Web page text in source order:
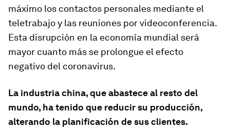
máximo los contactos personales mediante el
teletrabajo y las reuniones por videoconferencia.
Esta disrupción en la economía mundial será
mayor cuanto más se prolongue el efecto
negativo del coronavirus.
La industria china, que abastece al resto del
mundo, ha tenido que reducir su producción,
alterando la planificación de sus clientes.